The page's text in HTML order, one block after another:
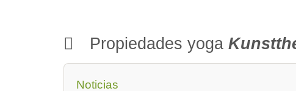
Propiedades yoga
Noticias